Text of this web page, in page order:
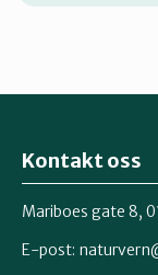
Kontakt oss
Mariboes gate 8,
E-post: